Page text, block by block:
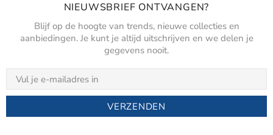
NIEUWSBRIEF ONTVANGEN?
Blijf op de hoogte van trends, nieuwe collecties en
aanbiedingen. Je kunt je altijd uitschrijven en we delen je
gegevens nooit.